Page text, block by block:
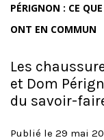
PÉRIGNON : CE
ONT EN COMMUN
Les
et Dom
du savoir-
Publié le 29 mai